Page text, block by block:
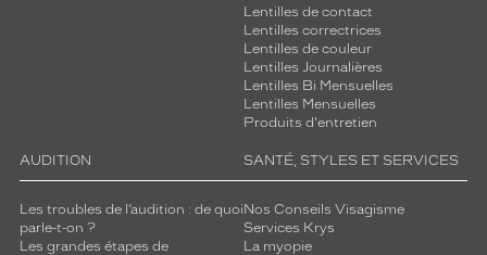
Lentilles de contact
Lentilles correctrices
Lentilles de couleur
Lentilles Journalières
Lentilles Bi Mensuelles
Lentilles Mensuelles
Produits d'entretien
AUDITION
Les troubles de l’audition : de quoi
parle-t-on ?
Les grandes étapes de
SANTÉ, STYLES ET SERVICES
Nos Conseils Visagisme
Services Krys
La myopie